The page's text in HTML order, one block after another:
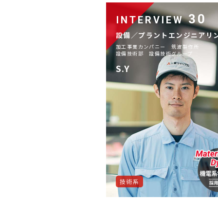
INTERVIEW30
設備／プラントエンジニアリ
加工事業カンパニー 筑波製作所
設備技術部 設備技術グループ
S.Y
技術系